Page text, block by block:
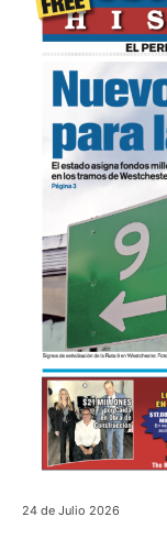
24 de Julio 2026